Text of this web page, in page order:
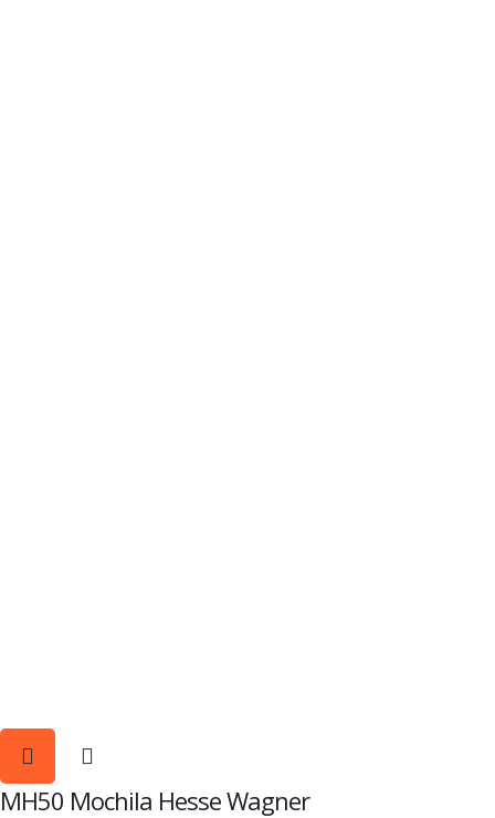
MH50 Mochila Hesse Wagner